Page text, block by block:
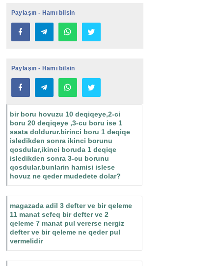
Paylaşın - Hamı bilsin
Paylaşın - Hamı bilsin
bir boru hovuzu 10 deqiqeye,2-ci
boru 20 deqiqeye ,3-cu boru ise 1
saata doldurur.birinci boru 1 deqiqe
isledikden sonra ikinci borunu
qosdular,ikinci boruda 1 deqiqe
isledikden sonra 3-cu borunu
qosdular.bunlarin hamisi islese
hovuz ne qeder mudedete dolar?
magazada adil 3 defter ve bir qeleme
11 manat sefeq bir defter ve 2
qeleme 7 manat pul vererse nergiz
defter ve bir qeleme ne qeder pul
vermelidir